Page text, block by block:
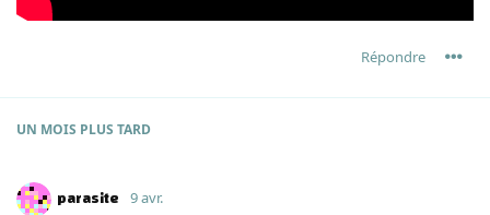
Répondre
UN MOIS PLUS TARD
parasite 9 avr.